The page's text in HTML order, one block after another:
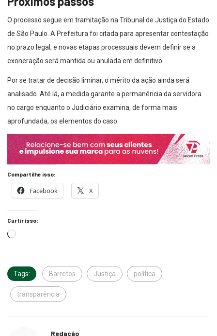
O processo segue em tramitação na Tribunal de Justiça do Estado
de São Paulo. A Prefeitura foi citada para apresentar contestação
no prazo legal, e novas etapas processuais devem definir se a
exoneração será mantida ou anulada em definitivo.
Por se tratar de decisão liminar, o mérito da ação ainda será
analisado. Até lá, a medida garante a permanência da servidora
no cargo enquanto o Judiciário examina, de forma mais
aprofundada, os elementos do caso.
Compartilhe isso:
Facebook X
Curtir isso:
Tags: Barretos Justiça política
transparência
Redação